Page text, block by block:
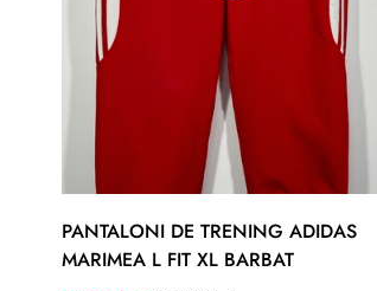
PANTALONI DE TRENING ADIDAS
MARIMEA L FIT XL BARBAT